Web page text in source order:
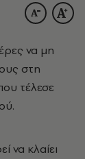
να μη
στη
τέλεσε
να κλαίει